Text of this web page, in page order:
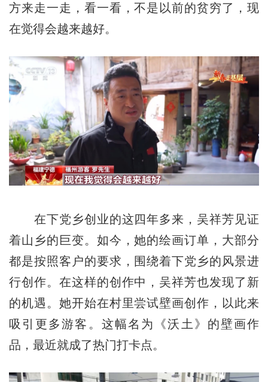
方来走一走，看一看，不是以前的贫穷了，现
在觉得会越来越好。
在下党乡创业的这四年多来，吴祥芳见证
着山乡的巨变。如今，她的绘画订单，大部分
都是按照客户的要求，围绕着下党乡的风景进
行创作。在这样的创作中，吴祥芳也发现了新
的机遇。她开始在村里尝试壁画创作，以此来
吸引更多游客。这幅名为《沃土》的壁画作
品，最近就成了热门打卡点。